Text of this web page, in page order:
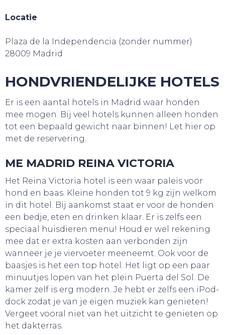
Locatie
Plaza de la Independencia (zonder nummer)
28009 Madrid
HONDVRIENDELIJKE HOTELS
Er is een aantal hotels in Madrid waar honden
mee mogen. Bij veel hotels kunnen alleen honden
tot een bepaald gewicht naar binnen! Let hier op
met de reservering.
ME MADRID REINA VICTORIA
Het Reina Victoria hotel is een waar paleis voor
hond en baas. Kleine honden tot 9 kg zijn welkom
in dit hotel. Bij aankomst staat er voor de honden
een bedje, eten en drinken klaar. Er is zelfs een
speciaal huisdieren menu! Houd er wel rekening
mee dat er extra kosten aan verbonden zijn
wanneer je je viervoeter meeneemt. Ook voor de
baasjes is het een top hotel. Het ligt op een paar
minuutjes lopen van het plein Puerta del Sol. De
kamer zelf is erg modern. Je hebt er zelfs een iPod-
dock zodat je van je eigen muziek kan genieten!
Vergeet vooral niet van het uitzicht te genieten op
het dakterras.